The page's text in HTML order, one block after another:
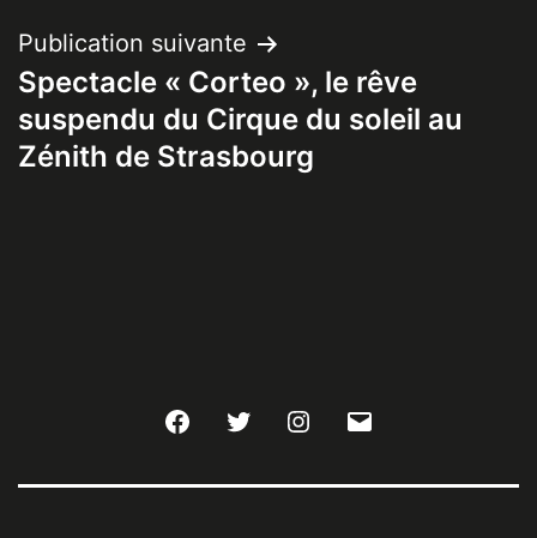
Publication suivante
Spectacle « Corteo », le rêve
suspendu du Cirque du soleil au
Zénith de Strasbourg
FacebookTwitter Instagram